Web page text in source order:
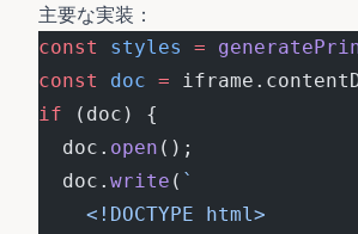
主要な実装：
const styles =
const
doc =
if (doc) {
  doc.
open ();
  doc.
write ( `
    <!DOCTYPE html>